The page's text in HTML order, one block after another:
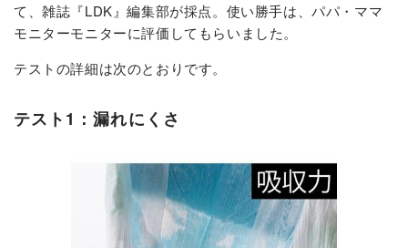
て、雑誌『LDK』編集部が採点。使い勝手は、パパ・ママ
モニターモニターに評価してもらいました。
テストの詳細は次のとおりです。
テスト1：漏れにくさ